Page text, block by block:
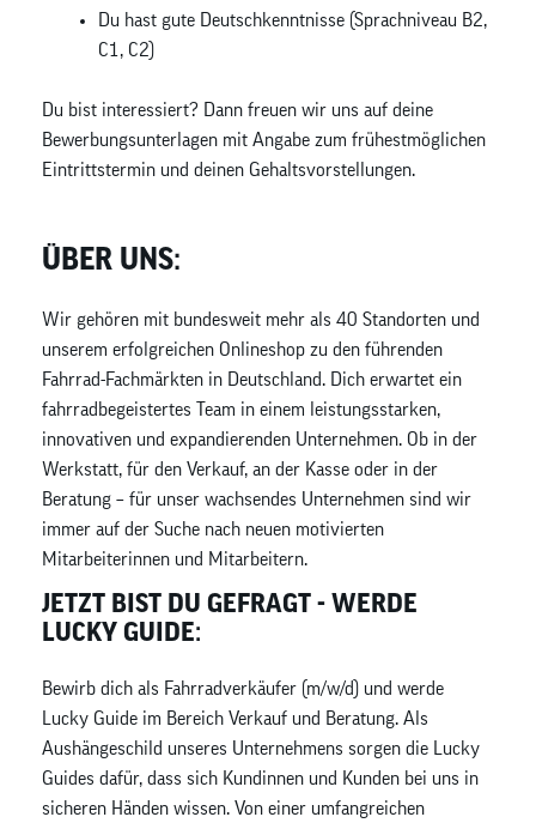
Du hast gute Deutschkenntnisse (Sprachniveau B2,
C1, C2)
Du bist interessiert? Dann freuen wir uns auf deine
Bewerbungsunterlagen mit Angabe zum frühestmöglichen
Eintrittstermin und deinen Gehaltsvorstellungen.
ÜBER UNS:
Wir gehören mit bundesweit mehr als 40 Standorten und
unserem erfolgreichen Onlineshop zu den führenden
Fahrrad-Fachmärkten in Deutschland. Dich erwartet ein
fahrradbegeistertes Team in einem leistungsstarken,
innovativen und expandierenden Unternehmen. Ob in der
Werkstatt, für den Verkauf, an der Kasse oder in der
Beratung – für unser wachsendes Unternehmen sind wir
immer auf der Suche nach neuen motivierten
Mitarbeiterinnen und Mitarbeitern.
JETZT BIST DU GEFRAGT - WERDE
LUCKY GUIDE:
Bewirb dich als Fahrradverkäufer (m/w/d) und werde
Lucky Guide im Bereich Verkauf und Beratung. Als
Aushängeschild unseres Unternehmens sorgen die Lucky
Guides dafür, dass sich Kundinnen und Kunden bei uns in
sicheren Händen wissen. Von einer umfangreichen